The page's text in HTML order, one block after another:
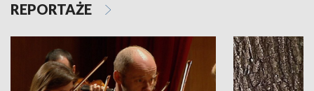
REPORTAŻE